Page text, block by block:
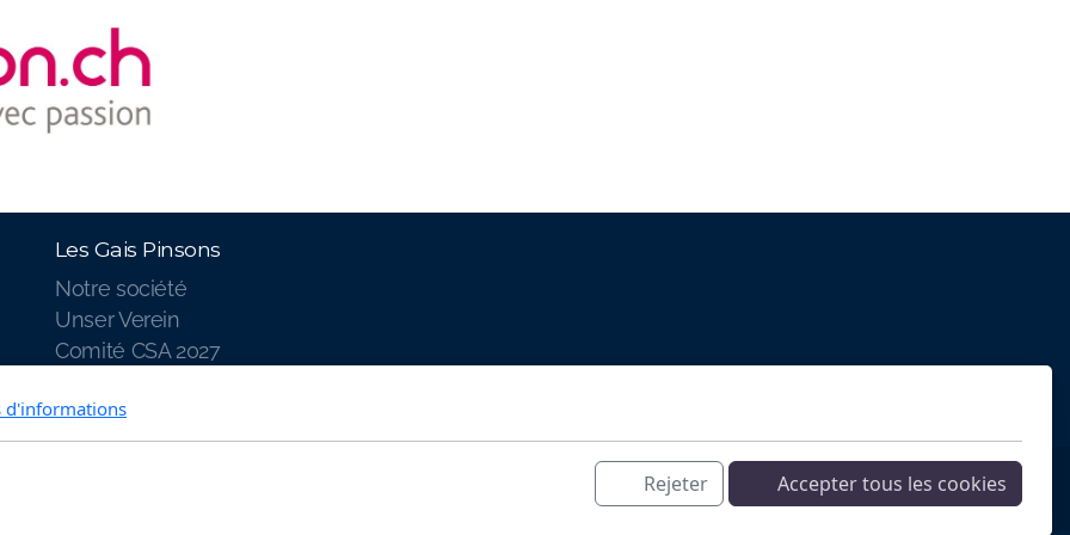
Les Gais Pinsons
Notre société
Unser Verein
Comité CSA 2027
d'informations
Rejeter Accepter tous les cookies